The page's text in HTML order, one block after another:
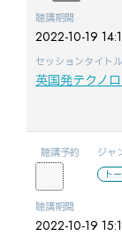
聴講期間
2022-10-19
セッションタイトル
英国発テクノ
聴講予約 ジャ
ト
聴講期間
2022-10-19